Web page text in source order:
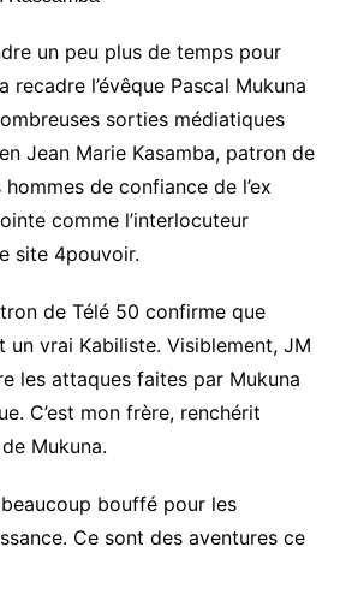
un peu plus de temps pour
recadre l’évêque Pascal Mukuna
sorties médiatiques
Jean Marie Kasamba, patron de
hommes de confiance de l’ex
comme l’interlocuteur
site 4pouvoir.
de Télé 50 confirme que
un vrai Kabiliste. Visiblement, JM
les attaques faites par Mukuna
C’est mon frère, renchérit
Mukuna.
beaucoup bouffé pour les
Ce sont des aventures ce